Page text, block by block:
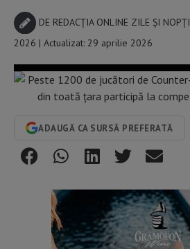
DE REDACȚIA ONLINE ZILE ȘI NOPȚI
2026 | Actualizat: 29 aprilie 2026
ADAUGĂ CA SURSĂ PREFERATĂ